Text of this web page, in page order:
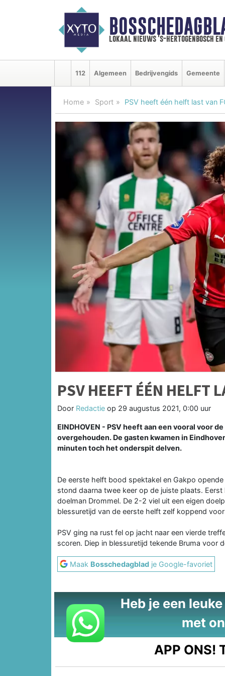
lokaal nieuws 's-hertogenbosch en
112 Algemeen Bedrijvengids Gemeente
Home Sport PSV heeft één helft last van
PSV HEEFT ÉÉN HELFT
Door Redactie op 29 augustus 2021, 0:00 uur
EINDHOVEN - PSV heeft aan een vooral voor
overgehouden. De gasten kwamen in
minuten toch het onderspit delven.
De eerste helft bood spektakel en Gakpo
stond daarna twee keer op de juiste plaats.
doelman Drommel. De 2-2 viel uit een eigen
blessuretijd van de eerste helft zelf koppend
PSV ging na rust fel op jacht naar een vierde
scoren. Diep in blessuretijd tekende Bruma voor
Maak Bosschedagblad je Google-favoriet
Heb je een
met
APP ONS!